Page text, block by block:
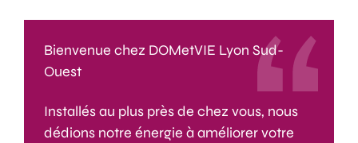
Bienvenue chez DOMetVIE Lyon Sud-
Ouest
Installés au plus près de chez vous, nous
dédions notre énergie à améliorer votre